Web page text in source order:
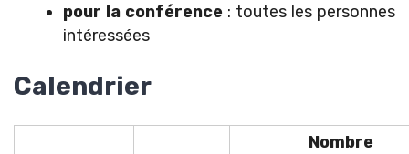
pour la conférence : toutes les personnes
intéressées
Calendrier
Nombre